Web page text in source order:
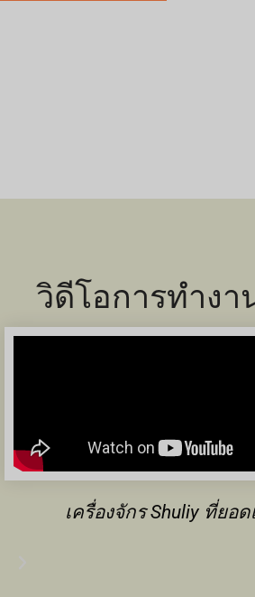
วิดีโอการทำง
ความร่วมมือกับ Shuliy เ